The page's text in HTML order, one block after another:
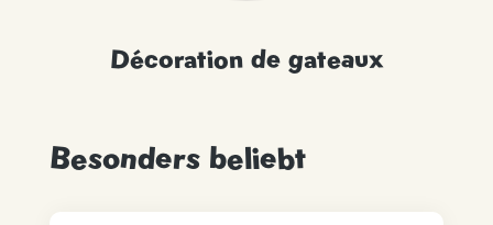
Décoration de gateaux
Ignorer la galerie de produits
Besonders beliebt